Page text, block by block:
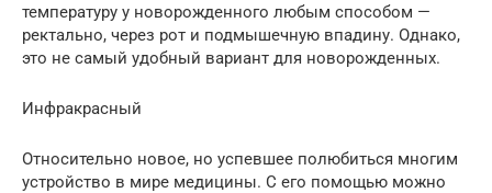
температуру у новорожденного любым способом —
ректально, через рот и подмышечную впадину. Однако,
это не самый удобный вариант для новорожденных.
Инфракрасный
Относительно новое, но успевшее полюбиться многим
устройство в мире медицины. С его помощью можно